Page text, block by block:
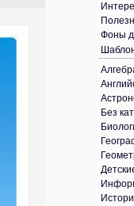
Фоны
Без